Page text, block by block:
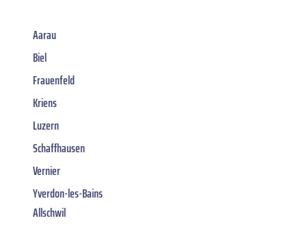
Aarau
Biel
Frauenfeld
Kriens
Luzern
Schaffhausen
Vernier
Yverdon-les-Bains
Allschwil